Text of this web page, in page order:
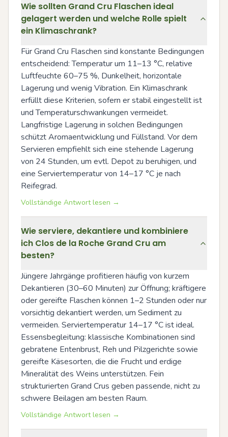
Wie sollten Grand Cru Flaschen ideal
gelagert werden und welche Rolle spielt
ein Klimaschrank?
Für Grand Cru Flaschen sind konstante Bedingungen
entscheidend: Temperatur um 11–13 °C, relative
Luftfeuchte 60–75 %, Dunkelheit, horizontale
Lagerung und wenig Vibration. Ein Klimaschrank
erfüllt diese Kriterien, sofern er stabil eingestellt ist
und Temperaturschwankungen vermeidet.
Langfristige Lagerung in solchen Bedingungen
schützt Aromaentwicklung und Füllstand. Vor dem
Servieren empfiehlt sich eine stehende Lagerung
von 24 Stunden, um evtl. Depot zu beruhigen, und
eine Serviertemperatur von 14–17 °C je nach
Reifegrad.
Vollständige Antwort lesen →
Wie serviere, dekantiere und kombiniere
ich Clos de la Roche Grand Cru am
besten?
Jüngere Jahrgänge profitieren häufig von kurzem
Dekantieren (30–60 Minuten) zur Öffnung; kräftigere
oder gereifte Flaschen können 1–2 Stunden oder nur
vorsichtig dekantiert werden, um Sediment zu
vermeiden. Serviertemperatur 14–17 °C ist ideal.
Essensbegleitung: klassische Kombinationen sind
gebratene Entenbrust, Reh und Pilzgerichte sowie
gereifte Käsesorten, die die Frucht und erdige
Mineralität des Weins unterstützen. Fein
strukturierten Grand Crus geben passende, nicht zu
schwere Beilagen am besten Raum.
Vollständige Antwort lesen →